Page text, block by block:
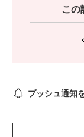
この
プッシュ通知